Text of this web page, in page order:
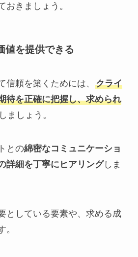
おきましょう。
値を提供できる
信頼を築くためには、 クライ
待を正確に把握し、求められ
ましょう。
との綿密なコミュニケーショ
詳細を丁寧にヒアリングしま
としている要素や、求める成
。